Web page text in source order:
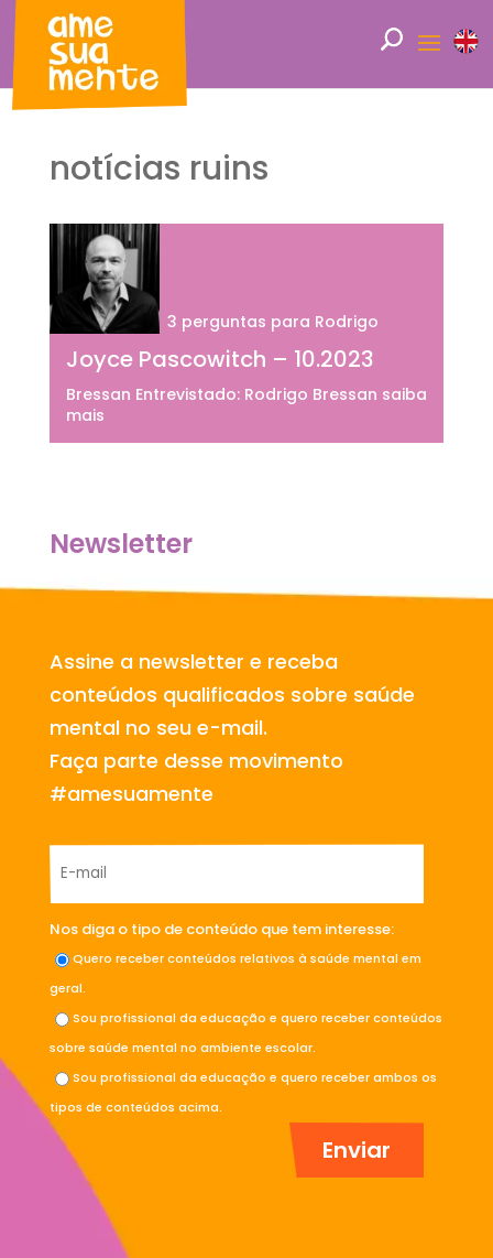
notícias ruins
Joyce Pascowitch – 10.2023
3 perguntas para Rodrigo
Bressan Entrevistado: Rodrigo Bressan saiba
mais
Newsletter
Assine a newsletter e receba
conteúdos qualificados sobre saúde
mental no seu e-mail.
Faça parte desse movimento
#amesuamente
Nos diga o tipo de conteúdo que tem interesse:
Quero receber conteúdos relativos à saúde mental em
geral.
Sou profissional da educação e quero receber conteúdos
sobre saúde mental no ambiente escolar.
Sou profissional da educação e quero receber ambos os
tipos de conteúdos acima.